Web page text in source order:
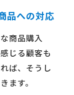
品への対応
商品購入
じる顧客も
ば、そうし
ます。